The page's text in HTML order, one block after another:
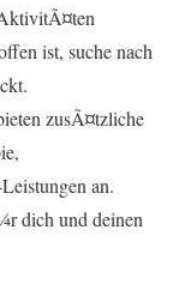
ist, suche nach
zusÃ¤tzliche
an.
dich und deinen